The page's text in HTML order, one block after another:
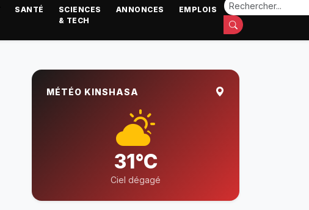
SANTÉ
SCIENCES
& TECH
ANNONCES EMPLOIS
MÉTÉO KINSHASA
31°C
Ciel dégagé